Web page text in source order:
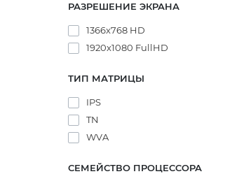
РАЗРЕШЕНИЕ ЭКРАНА
1366x768 HD
1920x1080 FullHD
ТИП МАТРИЦЫ
IPS
TN
WVA
СЕМЕЙСТВО ПРОЦЕССОРА